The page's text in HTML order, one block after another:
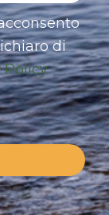
di
Policy